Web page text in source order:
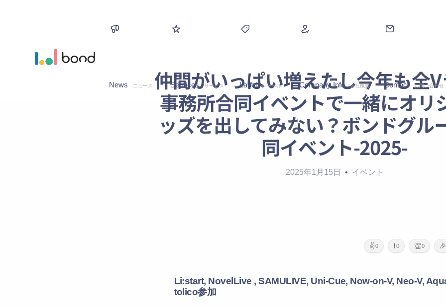
News ニュース Services サービス Label レーベル Company Info 会社概要 Contact お問い合わせ
仲間がいっぱい増えたし今年も全
事務所合同イベントで一緒にオリ
ッズを出してみない？ボンドグル
同イベント-2025-
2025年1月15日 イベント
✌️0 ❗0 👏0 🎉
Li:start, NovelLive , SAMULIVE, Uni-Cue, Now-on-V, Neo-V,
tolico参加